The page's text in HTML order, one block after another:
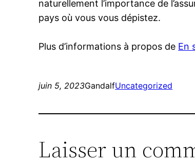
naturellement l’importance de
pays où vous vous dépistez.
Plus d’informations à propos de En
juin 5, 2023GandalfUncategorized
Laisser un